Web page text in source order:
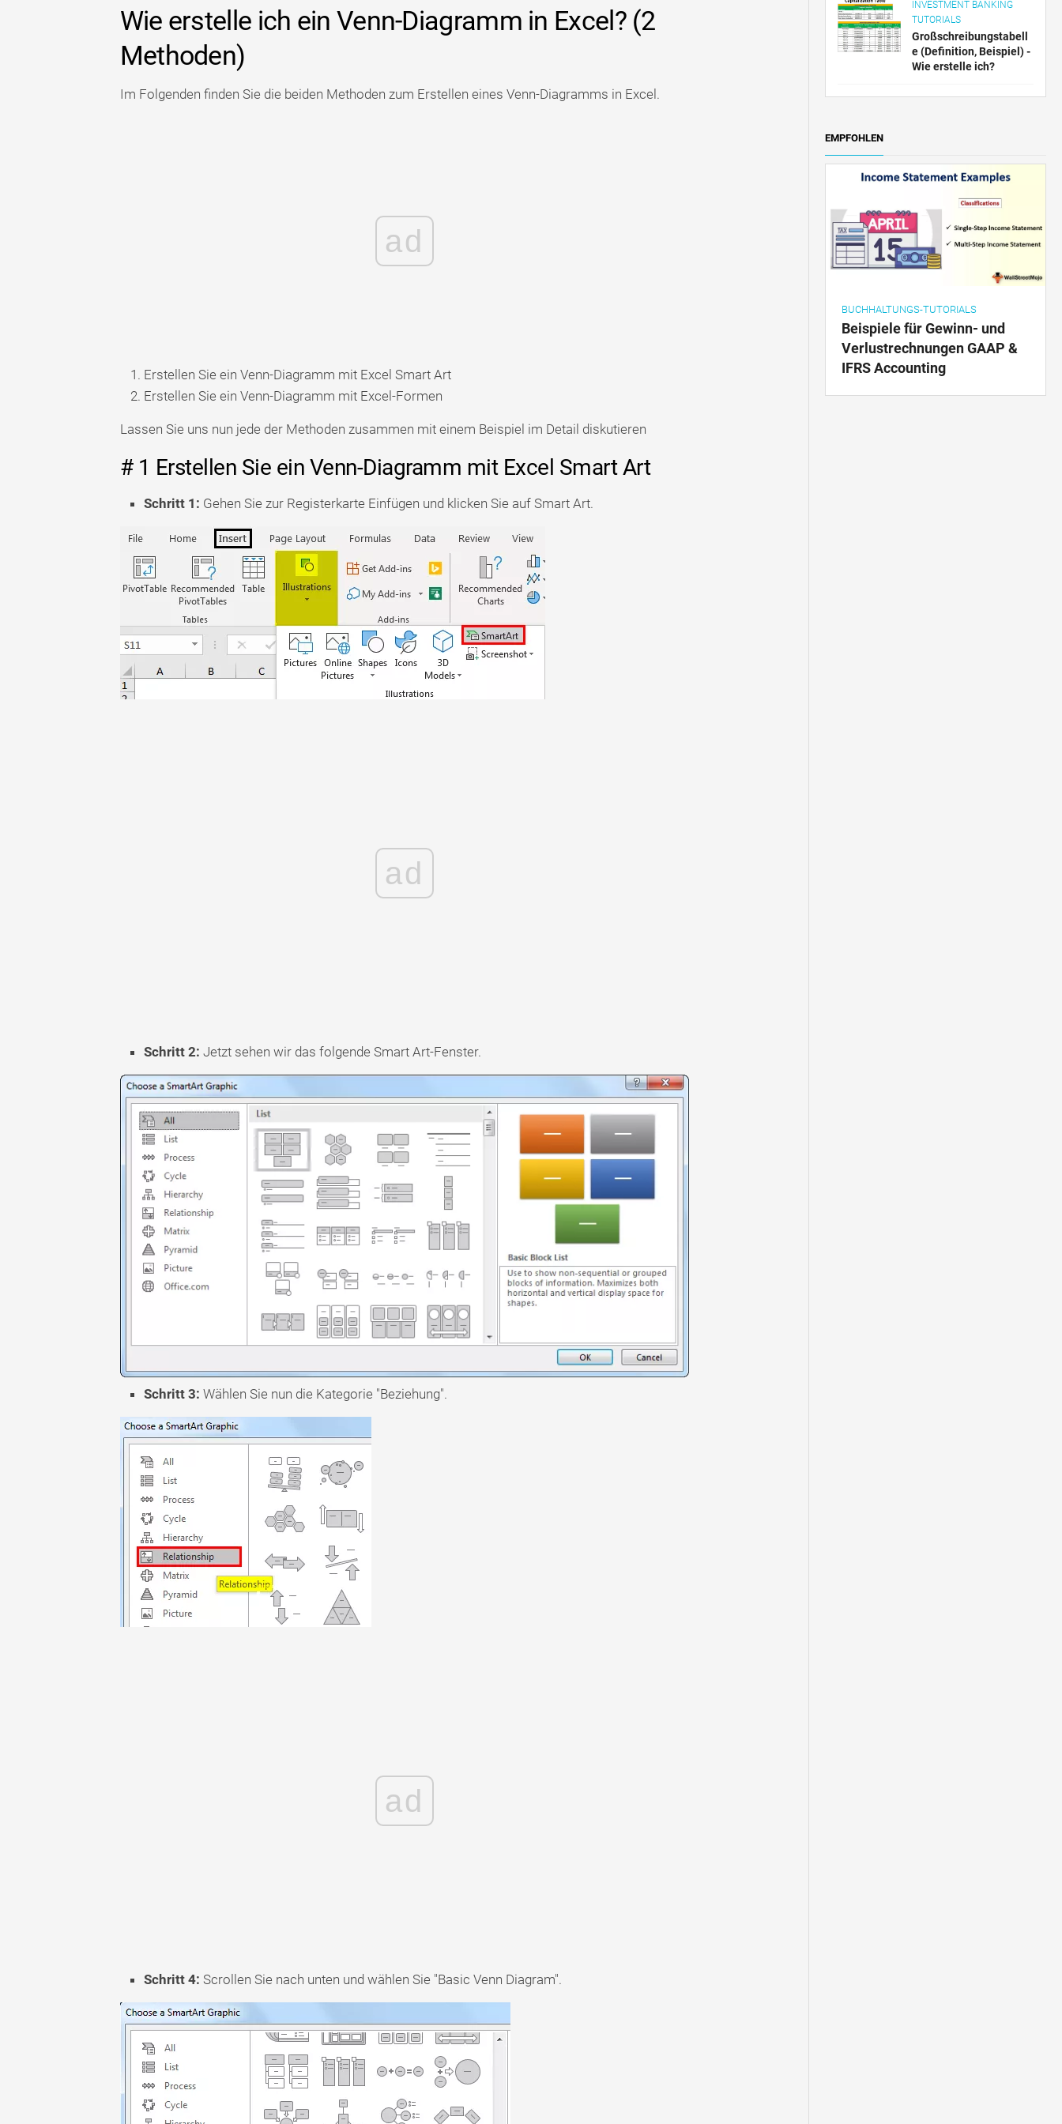
Wie erstelle ich ein Venn-Diagramm in Excel? (2
Methoden)
Im Folgenden finden Sie die beiden Methoden zum Erstellen eines Venn-Diagramms in Excel.
ad
Erstellen Sie ein Venn-Diagramm mit Excel Smart Art
Erstellen Sie ein Venn-Diagramm mit Excel-Formen
Lassen Sie uns nun jede der Methoden zusammen mit einem Beispiel im Detail diskutieren
# 1 Erstellen Sie ein Venn-Diagramm mit Excel Smart Art
Schritt 1: Gehen Sie zur Registerkarte Einfügen und klicken Sie auf Smart Art.
ad
Schritt 2: Jetzt sehen wir das folgende Smart Art-Fenster.
Schritt 3: Wählen Sie nun die Kategorie "Beziehung".
ad
Schritt 4: Scrollen Sie nach unten und wählen Sie "Basic Venn Diagram".
INVESTMENT BANKING
TUTORIALS
Großschreibungstabell
e (Definition, Beispiel) -
Wie erstelle ich?
EMPFOHLEN
BUCHHALTUNGS-TUTORIALS
Beispiele für Gewinn- und
Verlustrechnungen GAAP &
IFRS Accounting